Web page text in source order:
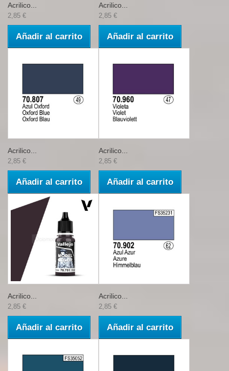
Acrilico...
2,85 €
Añadir al carrito
Acrilico...
2,85 €
Añadir al carrito
Acrilico...
2,85 €
Añadir al carrito
Acrilico...
2,85 €
Añadir al carrito
Acrilico...
2,85 €
Añadir al carrito
Acrilico...
2,85 €
Añadir al carrito